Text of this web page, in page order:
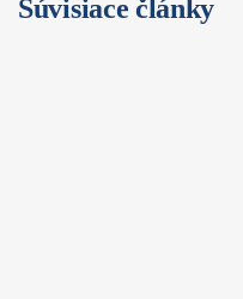
Súvisiace články